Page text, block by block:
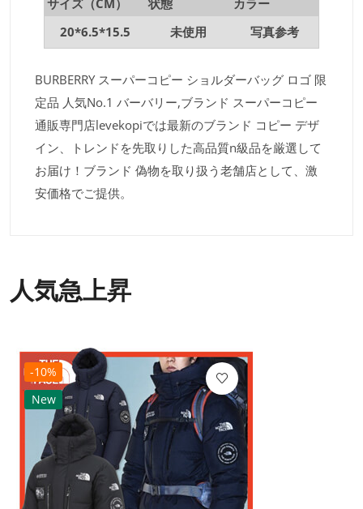
サイズ（CM） 状態
カラー
20*6.5*15.5
未使用 写真参考
BURBERRY スーパーコピー ショルダーバッグ ロゴ 限
定品 人気No.1 バーバリー,ブランド スーパーコピー
通販専門店levekopiでは最新のブランド コピー デザ
イン、トレンドを先取りした高品質n級品を厳選して
お届け！ブランド 偽物を取り扱う老舗店として、激
安価格でご提供。
人気急上昇
-10%
New